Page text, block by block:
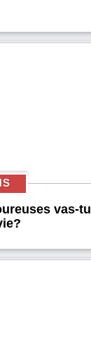
vas-tu